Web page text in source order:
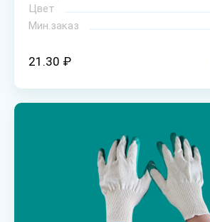
Цвет
Мин.заказ
21.30 ₽